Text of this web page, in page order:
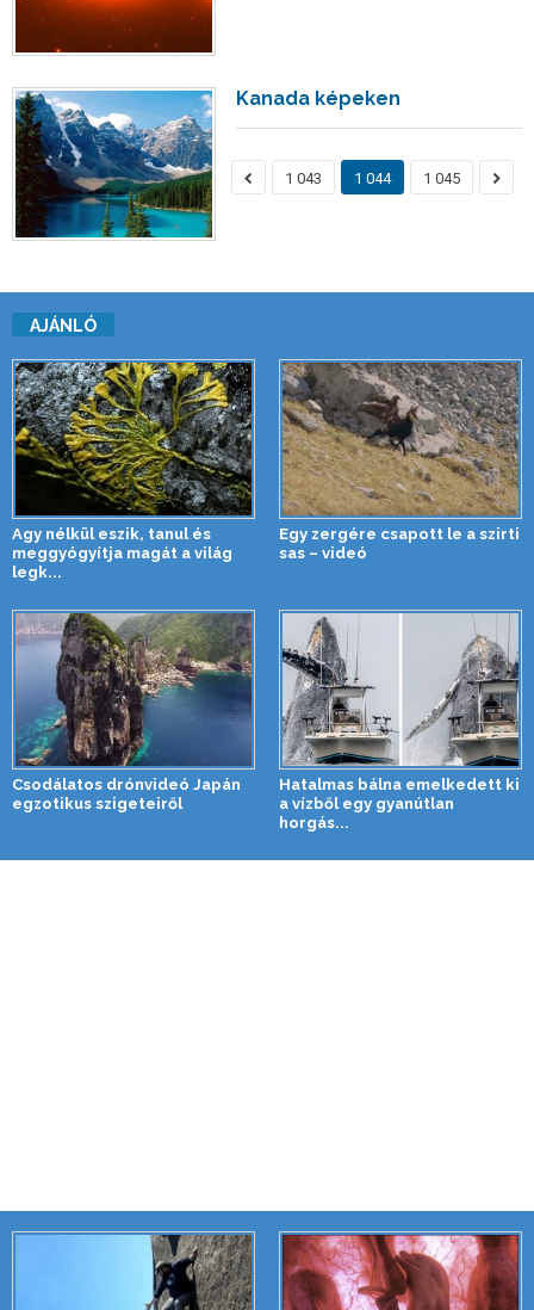
Kanada képeken
1 043 1 044 1 045
AJÁNLÓ
Agy nélkül eszik, tanul és
meggyógyítja magát a világ
legk...
Egy zergére csapott le a szirti
sas – videó
Csodálatos drónvideó Japán
egzotikus szigeteiről
Hatalmas bálna emelkedett ki
a vízből egy gyanútlan
horgás...